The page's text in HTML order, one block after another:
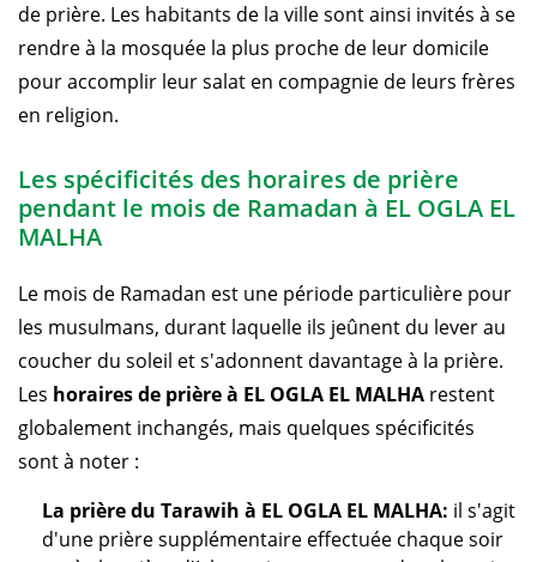
de prière. Les habitants de la ville sont ainsi invités à se
rendre à la mosquée la plus proche de leur domicile
pour accomplir leur salat en compagnie de leurs frères
en religion.
Les spécificités des horaires de prière
pendant le mois de Ramadan à EL OGLA EL
MALHA
Le mois de Ramadan est une période particulière pour
les musulmans, durant laquelle ils jeûnent du lever au
coucher du soleil et s'adonnent davantage à la prière.
Les horaires de prière à EL OGLA EL MALHA restent
globalement inchangés, mais quelques spécificités
sont à noter :
La prière du Tarawih à EL OGLA EL MALHA: il s'agit
d'une prière supplémentaire effectuée chaque soir